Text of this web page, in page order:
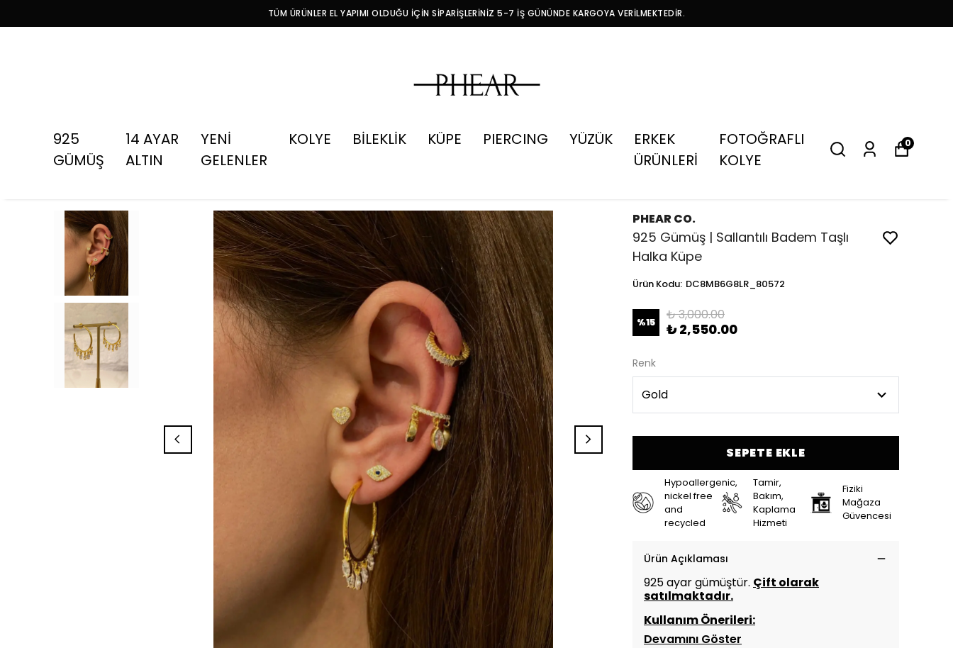
TÜM ÜRÜNLER EL YAPIMI OLDUĞU İÇİN SİPARİŞLERİNİZ 5-7 İŞ GÜNÜNDE KARGOYA VERİLMEKTEDİR.
925
GÜMÜŞ
14 AYAR
ALTIN
YENİ
GELENLER
KOLYE BİLEKLİK KÜPE PIERCING YÜZÜK
ERKEK
ÜRÜNLERİ
FOTOĞRAFLI
KOLYE
0
PHEAR CO.
925 Gümüş | Sallantılı Badem Taşlı
Halka Küpe
Ürün Kodu: DC8MB6G8LR_80572
%15 ₺ 3,000.00
₺ 2,550.00
Renk
SEPETE EKLE
Hypoallergenic,
nickel free
and
recycled
Tamir,
Bakım,
Kaplama
Hizmeti
Fiziki
Mağaza
Güvencesi
Ürün Açıklaması
925 ayar gümüştür. Çift olarak
satılmaktadır.
Kullanım Önerileri:
Devamını Göster